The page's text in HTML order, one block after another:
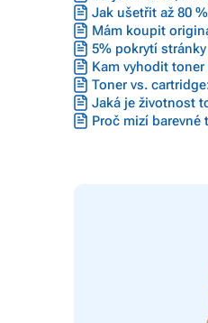
Jak ušetřit až 80
Mám koupit
5% pokrytí
Kam vyhodit
Toner vs.
Jaká je životnost
Proč mizí